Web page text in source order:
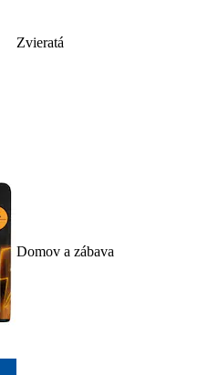
Zvieratá
Domov a zábava